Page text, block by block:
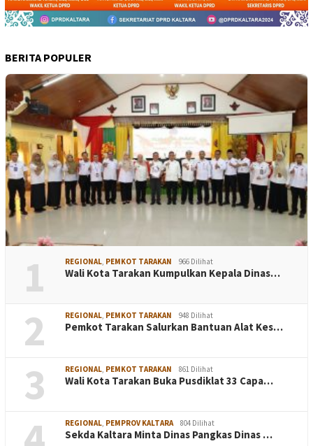
BERITA POPULER
1 REGIONAL PEMKOT TARAKAN 966 Dilihat
Wali Kota Tarakan Kumpulkan Kepala Dinas…
2 REGIONAL PEMKOT TARAKAN 948 Dilihat
Pemkot Tarakan Salurkan Bantuan Alat Kes…
3 REGIONAL PEMKOT TARAKAN 861 Dilihat
Wali Kota Tarakan Buka Pusdiklat 33 Capa…
REGIONAL PEMPROV KALTARA 804 Dilihat
Sekda Kaltara Minta Dinas Pangkas Dinas …